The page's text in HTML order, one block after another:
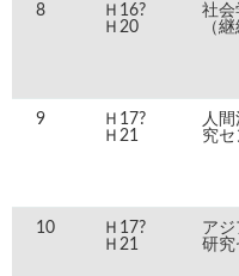
8
Ｈ16?
Ｈ20
社会
（継
9
Ｈ17?
Ｈ21
人
究セ
10
Ｈ17?
Ｈ21
ア
研究